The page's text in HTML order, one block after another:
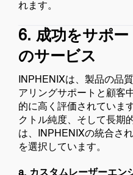
れます。
6. 成功をサポ
のサービス
INPHENIXは、製品の品
アリングサポートと顧客
的に高く評価されていま
クトル純度、そして長期
は、INPHENIXの統合さ
を選択しています。
a. カスタムレーザーエン